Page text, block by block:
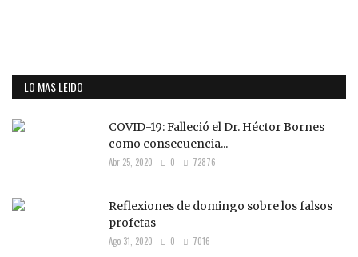
LO MAS LEIDO
COVID-19: Falleció el Dr. Héctor Bornes
como consecuencia...
Abr 25, 2020 0 72876
Reflexiones de domingo sobre los falsos
profetas
Ago 31, 2020 0 7016